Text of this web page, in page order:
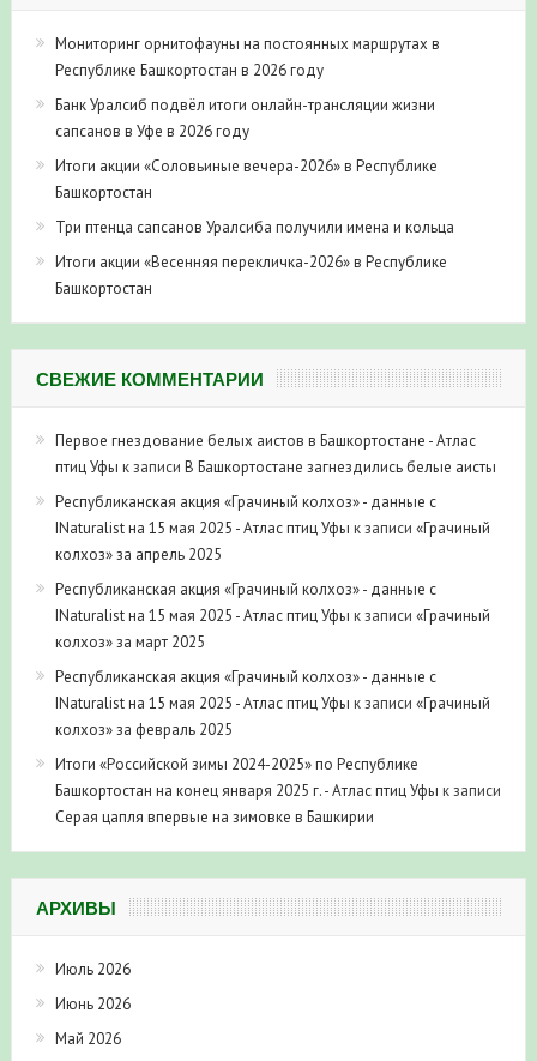
Мониторинг орнитофауны на постоянных маршрутах в
Республике Башкортостан в 2026 году
Банк Уралсиб подвёл итоги онлайн-трансляции жизни
сапсанов в Уфе в 2026 году
Итоги акции «Соловьиные вечера-2026» в Республике
Башкортостан
Три птенца сапсанов Уралсиба получили имена и кольца
Итоги акции «Весенняя перекличка-2026» в Республике
Башкортостан
СВЕЖИЕ КОММЕНТАРИИ
Первое гнездование белых аистов в Башкортостане - Атлас
птиц Уфы к записи В Башкортостане загнездились белые аисты
Республиканская акция «Грачиный колхоз» - данные с
INaturalist на 15 мая 2025 - Атлас птиц Уфы к записи «Грачиный
колхоз» за апрель 2025
Республиканская акция «Грачиный колхоз» - данные с
INaturalist на 15 мая 2025 - Атлас птиц Уфы к записи «Грачиный
колхоз» за март 2025
Республиканская акция «Грачиный колхоз» - данные с
INaturalist на 15 мая 2025 - Атлас птиц Уфы к записи «Грачиный
колхоз» за февраль 2025
Итоги «Российской зимы 2024-2025» по Республике
Башкортостан на конец января 2025 г. - Атлас птиц Уфы к записи
Серая цапля впервые на зимовке в Башкирии
АРХИВЫ
Июль 2026
Июнь 2026
Май 2026